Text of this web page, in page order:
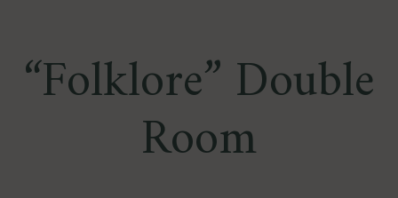
“Folklore” Double
Room